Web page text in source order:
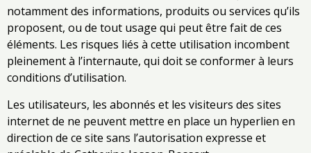
notamment des informations, produits ou services qu’ils
proposent, ou de tout usage qui peut être fait de ces
éléments. Les risques liés à cette utilisation incombent
pleinement à l’internaute, qui doit se conformer à leurs
conditions d’utilisation.
Les utilisateurs, les abonnés et les visiteurs des sites
internet de ne peuvent mettre en place un hyperlien en
direction de ce site sans l’autorisation expresse et